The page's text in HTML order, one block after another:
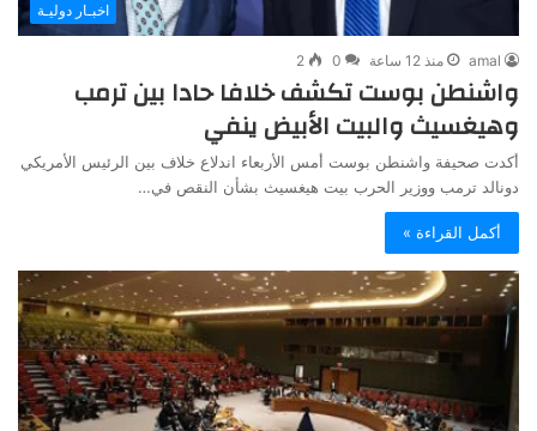
اخبـار دوليـة
amal منذ 12 ساعة 0
2
واشنطن بوست تكشف خلافا حادا بين ترمب
وهيغسيث والبيت الأبيض ينفي
أكدت صحيفة واشنطن بوست أمس الأربعاء اندلاع خلاف بين الرئيس الأمريكي
دونالد ترمب ووزير الحرب بيت هيغسيث بشأن النقص في…
أكمل القراءة »